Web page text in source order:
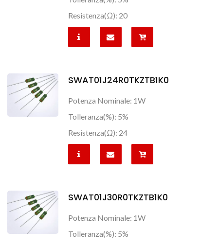
Resistenza(Ω): 20
SWAT01J24R0TKZTB1K0
Potenza Nominale: 1W
Tolleranza(%): 5%
Resistenza(Ω): 24
SWAT01J30R0TKZTB1K0
Potenza Nominale: 1W
Tolleranza(%): 5%